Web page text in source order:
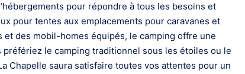
pour répondre à tous les besoins et
pour tentes aux emplacements pour caravanes et
des mobil-homes équipés, le camping offre une
préfériez le camping traditionnel sous les étoiles ou le
Chapelle saura satisfaire toutes vos attentes pour un